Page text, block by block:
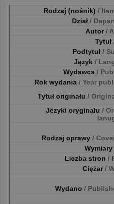
Rodzaj (nośnik) /
Dział /
Autor/
Tytuł
Podtytuł /
Język /
Wydawca /
Rok wydania / Year
Tytuł originału /
Języki oryginału /
Rodzaj oprawy /
Wymiary
Liczba stron /
Ciężar/
Wydano /